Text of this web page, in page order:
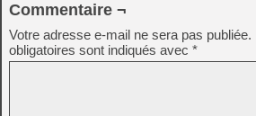
Commentaire ¬
Votre adresse e-mail ne sera pas publiée.
obligatoires sont indiqués avec *